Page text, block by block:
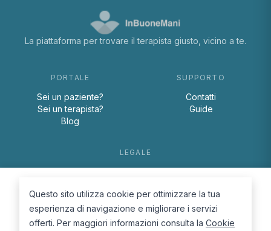
La piattaforma per trovare il terapista giusto, vicino a te.
PORTALE
Sei un paziente?
Sei un terapista?
Blog
SUPPORTO
Contatti
Guide
LEGALE
Cookie Policy
Questo sito utilizza cookie per ottimizzare la tua
esperienza di navigazione e migliorare i servizi
offerti. Per maggiori informazioni consulta la Cookie